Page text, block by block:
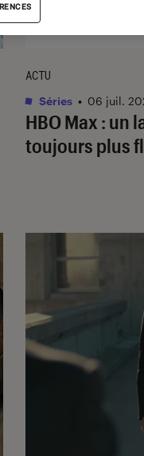
HBO Max : un
toujours plus
ACTU
Séries • 06 juil.